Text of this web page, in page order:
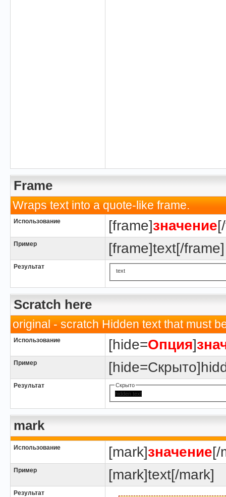
Frame
Wraps text into a quote-like frame.
Использование [frame]значение
Пример [frame]text[/frame]
Результат
text
Scratch here
original - scratch Hidden text that must
Использование [hide=Опция]
Пример
Результат
Скрыто
hidden text
mark
Использование [mark]значение[/
Пример [mark]text[/mark]
Результат